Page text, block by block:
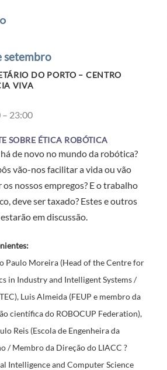
setembro
DO PORTO – CENTRO
VIVA
– 23:00
SOBRE ÉTICA ROBÓTICA
de novo no mundo da robótica?
vão-nos facilitar a vida ou vão
os nossos empregos? E o trabalho
deve ser taxado? Estes e outros
em discussão.
Paulo Moreira (Head of the Centre for
in Industry and Intelligent Systems /
Luis Almeida (FEUP e membro da
científica do ROBOCUP Federation),
Reis (Escola de Engenheira da
/ Membro da Direção do LIACC ?
Intelligence and Computer Science